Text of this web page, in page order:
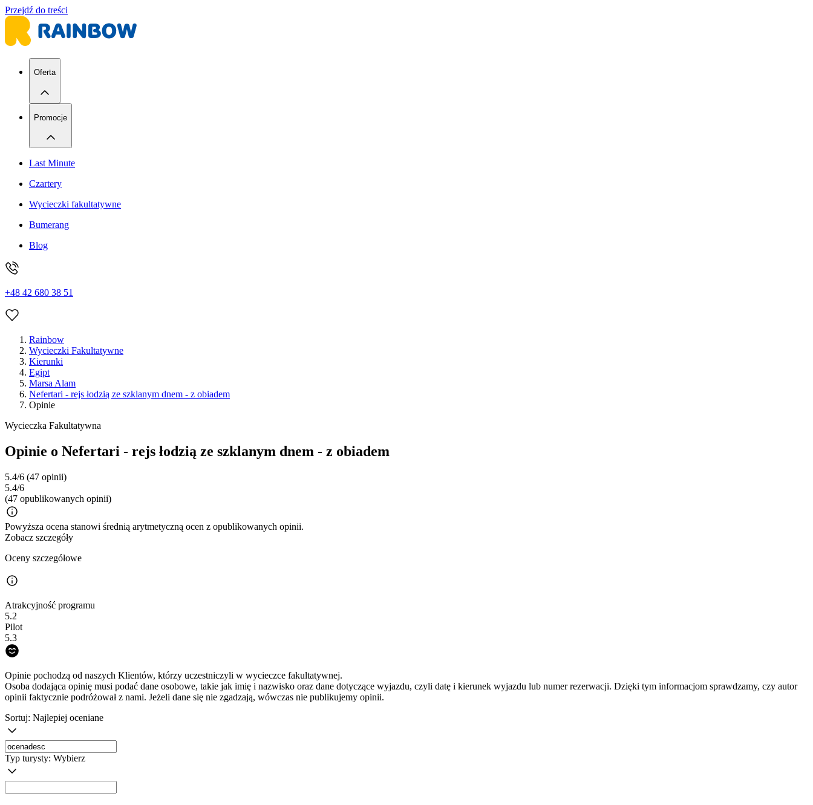
Przejdź do treści
Oferta
Promocje
Last Minute
Czartery
Wycieczki fakultatywne
Bumerang
Blog
+48 42 680 38 51
Rainbow
Wycieczki Fakultatywne
Kierunki
Egipt
Marsa Alam
Nefertari - rejs łodzią ze szklanym dnem - z obiadem
Opinie
Wycieczka Fakultatywna
Opinie o Nefertari - rejs łodzią ze szklanym dnem - z obiadem
5.4/6 (47 opinii)
5.4/6
(47 opublikowanych opinii)
Powyższa ocena stanowi średnią arytmetyczną ocen z opublikowanych opinii.
Zobacz szczegóły
Oceny szczegółowe
Atrakcyjność programu
5.2
Pilot
5.3
Opinie pochodzą od naszych Klientów, którzy uczestniczyli w wycieczce fakultatywnej.
Osoba dodająca opinię musi podać dane osobowe, takie jak imię i nazwisko oraz dane dotyczące wyjazdu, czyli datę i kierunek wyjazdu lub numer rezerwacji. Dzięki tym informacjom sprawdzamy, czy autor
opinii faktycznie podróżował z nami. Jeżeli dane się nie zgadzają, wówczas nie publikujemy opinii.
Sortuj: Najlepiej oceniane
Typ turysty: Wybierz